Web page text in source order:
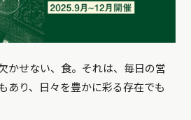
かせない、食。それは、毎日の営
あり、日々を豊かに彩る存在でも